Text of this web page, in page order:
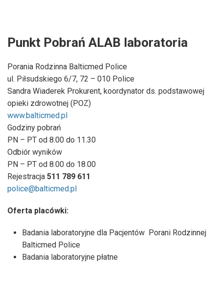
Punkt Pobrań ALAB laboratoria
Porania Rodzinna Balticmed Police
ul. Piłsudskiego 6/7, 72 – 010 Police
Sandra Wiaderek Prokurent, koordynator ds. podstawowej
opieki zdrowotnej (POZ)
www.balticmed.pl
Godziny pobrań
PN – PT od 8.00 do 11.30
Odbiór wyników
PN – PT od 8.00 do 18.00
Rejestracja 511 789 611
police@balticmed.pl
Oferta placówki:
Badania laboratoryjne dla Pacjentów Porani Rodzinnej
Balticmed Police
Badania laboratoryjne płatne